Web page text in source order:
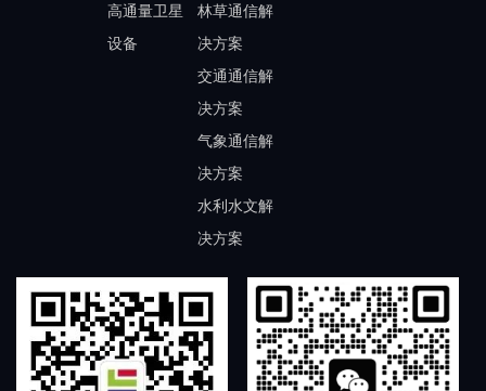
高通量卫星
设备
林草通信解
决方案
交通通信解
决方案
气象通信解
决方案
水利水文解
决方案